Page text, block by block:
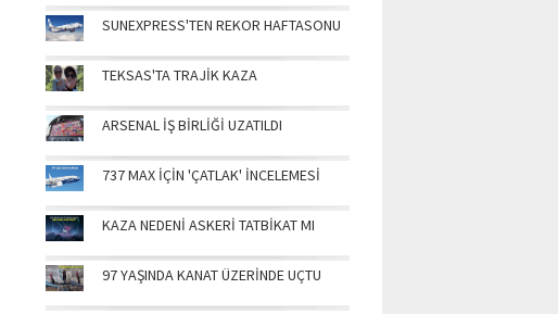
SUNEXPRESS'TEN REKOR HAFTASONU
TEKSAS'TA TRAJİK KAZA
ARSENAL İŞ BİRLİĞİ UZATILDI
737 MAX İÇİN 'ÇATLAK' İNCELEMESİ
KAZA NEDENİ ASKERİ TATBİKAT MI
97 YAŞINDA KANAT ÜZERİNDE UÇTU